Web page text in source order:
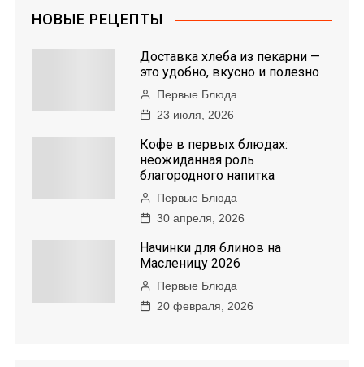
НОВЫЕ РЕЦЕПТЫ
Доставка хлеба из пекарни —
это удобно, вкусно и полезно
Первые Блюда
23 июля, 2026
Кофе в первых блюдах:
неожиданная роль
благородного напитка
Первые Блюда
30 апреля, 2026
Начинки для блинов на
Масленицу 2026
Первые Блюда
20 февраля, 2026